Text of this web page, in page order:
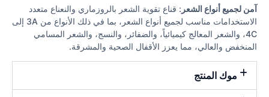
آمن لجميع أنواع الشعر : قناع تقوية الشعر بالروزماري والنعناع متعدد
الاستخدامات مناسب لجميع أنواع الشعر، بما في ذلك الأنواع من 3A إلى
4C، والشعر المعالج كيميائياً، والضفائر، والنسج، والشعر المسامي
المنخفض والعالي، مما يعزز الأقفال الصحية والمشرقة.
موك المنتج